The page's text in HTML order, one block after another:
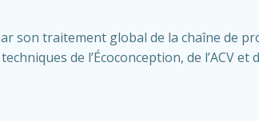
son traitement global de la chaîne de
de l’Écoconception, de l’ACV et